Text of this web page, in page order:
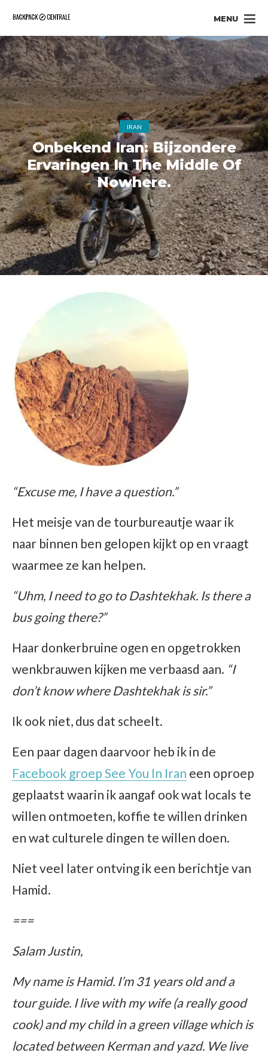
MENU
IRAN
Onbekend Iran: Bijzondere
Ervaringen In The Middle Of
Nowhere.
“Excuse me, I have a question.”
Het meisje van de tourbureautje waar ik
naar binnen ben gelopen kijkt op en vraagt
waarmee ze kan helpen.
“Uhm, I need to go to Dashtekhak. Is there a
bus going there?”
Haar donkerbruine ogen en opgetrokken
wenkbrauwen kijken me verbaasd aan. “I
don’t know where Dashtekhak is sir.”
Ik ook niet, dus dat scheelt.
Een paar dagen daarvoor heb ik in de
Facebook groep See You In Iran een oproep
geplaatst waarin ik aangaf ook wat locals te
willen ontmoeten, koffie te willen drinken
en wat culturele dingen te willen doen.
Niet veel later ontving ik een berichtje van
Hamid.
===
Salam Justin,
My name is Hamid. I’m 31 years old and a
tour guide. I live with my wife (a really good
cook) and my child in a green village which is
located between Kerman and yazd. We live